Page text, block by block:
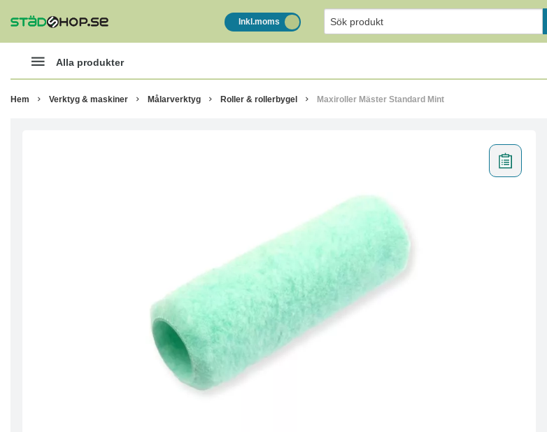
Inkl.moms
Alla produkter
Hem Verktyg & maskiner Målarverktyg Roller & rollerbygel Maxiroller Mäster Standard Mint